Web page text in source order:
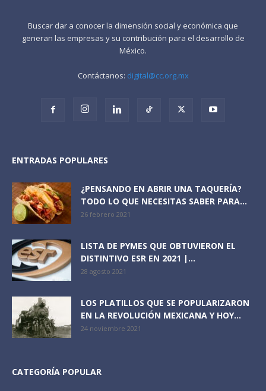
Buscar dar a conocer la dimensión social y económica que
generan las empresas y su contribución para el desarrollo de
México.
Contáctanos: digital@cc.org.mx
ENTRADAS POPULARES
¿PENSANDO EN ABRIR UNA TAQUERÍA?
TODO LO QUE NECESITAS SABER PARA...
26 febrero 2021
LISTA DE PYMES QUE OBTUVIERON EL
DISTINTIVO ESR EN 2021 |...
28 agosto 2021
LOS PLATILLOS QUE SE POPULARIZARON
EN LA REVOLUCIÓN MEXICANA Y HOY...
24 noviembre 2021
CATEGORÍA POPULAR